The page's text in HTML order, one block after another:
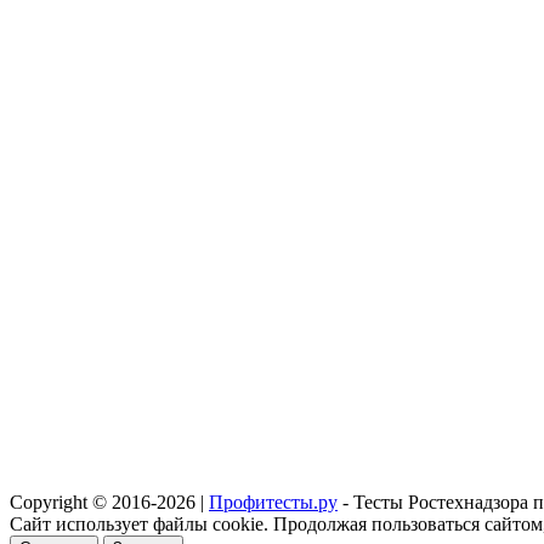
Copyright © 2016-2026 | Профитесты.ру - Тесты Ростехнадзора
Сайт использует файлы cookie. Продолжая пользоваться